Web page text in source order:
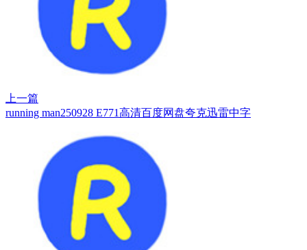
上一篇
running man250928 E771高清百度网盘夸克迅雷中字